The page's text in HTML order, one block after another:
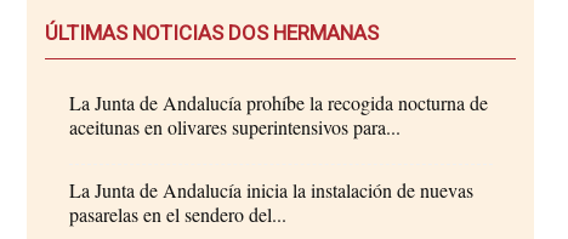
ÚLTIMAS NOTICIAS DOS HERMANAS
La Junta de Andalucía prohíbe la recogida nocturna de
aceitunas en olivares superintensivos para...
La Junta de Andalucía inicia la instalación de nuevas
pasarelas en el sendero del...